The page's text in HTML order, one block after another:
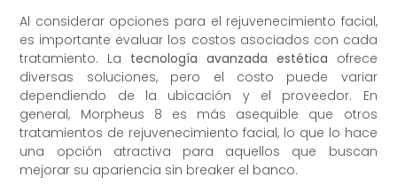
Al considerar opciones para el rejuvenecimiento facial,
es importante evaluar los costos asociados con cada
tratamiento. La tecnología avanzada estética ofrece
diversas soluciones, pero el costo puede variar
dependiendo de la ubicación y el proveedor. En
general, Morpheus 8 es más asequible que otros
tratamientos de rejuvenecimiento facial, lo que lo hace
una opción atractiva para aquellos que buscan
mejorar su apariencia sin breaker el banco.